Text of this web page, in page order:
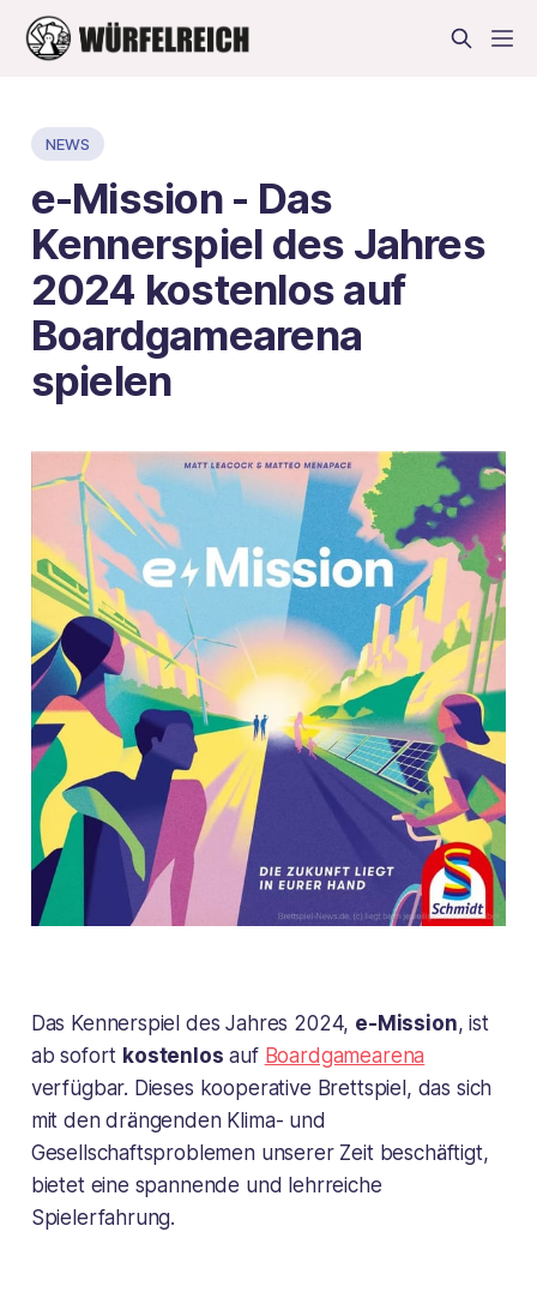
NEWS
e-Mission - Das
Kennerspiel des Jahres
2024 kostenlos auf
Boardgamearena
spielen
Das Kennerspiel des Jahres 2024, e-Mission, ist
ab sofort kostenlos auf Boardgamearena
verfügbar. Dieses kooperative Brettspiel, das sich
mit den drängenden Klima- und
Gesellschaftsproblemen unserer Zeit beschäftigt,
bietet eine spannende und lehrreiche
Spielerfahrung.